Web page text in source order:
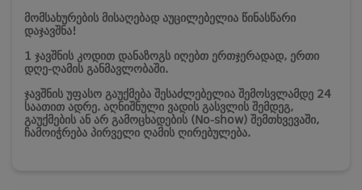
მომსახურების მისაღებად აუცილებელია წინასწარი
დაჯავშნა!
1 ჯავშნის კოდით დანაზოგს იღებთ ერთჯერადად, ერთი
დღე-ღამის განმავლობაში.
ჯავშნის უფასო გაუქმება შესაძლებელია შემოსვლამდე 24
საათით ადრე. აღნიშნული ვადის გასვლის შემდეგ,
გაუქმების ან არ გამოცხადების (No-show) შემთხვევაში,
ჩამოიჭრება პირველი ღამის ღირებულება.